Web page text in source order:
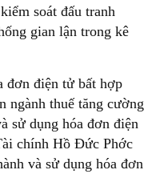
soát đấu tranh
gian lận trong kê
đơn điện tử bất hợp
ngành thuế tăng cường
sử dụng hóa đơn điện
chính Hồ Đức Phớc
và sử dụng hóa đơn